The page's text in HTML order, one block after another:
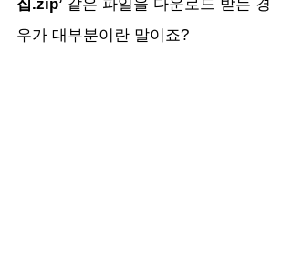
집.zip’ 같은 파일을 다운로드 받는 경
우가 대부분이란 말이죠?